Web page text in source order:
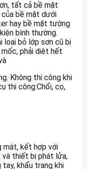
tất cả bề mặt
bề mặt dưới
hay bề mặt tường
bình thường.
loại bỏ lớp sơn cũ bị
phải diệt hết
Không thi công khi
thi công:Chổi, cọ,
mát, kết hợp với
và thiết bị phát lửa,
khẩu trang khi